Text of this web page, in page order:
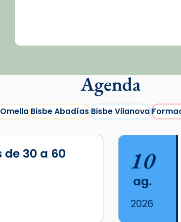
Agenda
Bisbe AbadíasBisbe Vilanova
30 a 60
10
ag.
2026